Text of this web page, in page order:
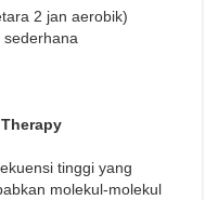
2 jan aerobik)
tinggi yang
molekul-molekul